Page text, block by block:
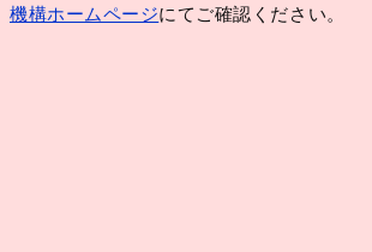
機構ホームページにてご確認ください。